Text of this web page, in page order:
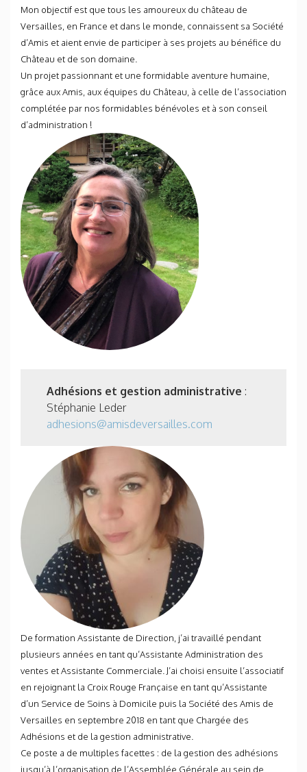
Mon objectif est que tous les amoureux du château de
Versailles, en France et dans le monde, connaissent sa Société
d’Amis et aient envie de participer à ses projets au bénéfice du
Château et de son domaine.
Un projet passionnant et une formidable aventure humaine,
grâce aux Amis, aux équipes du Château, à celle de l’association
complétée par nos formidables bénévoles et à son conseil
d’administration !
Adhésions et gestion administrative :
Stéphanie Leder
adhesions@amisdeversailles.com
De formation Assistante de Direction, j’ai travaillé pendant
plusieurs années en tant qu’Assistante Administration des
ventes et Assistante Commerciale. J’ai choisi ensuite l’associatif
en rejoignant la Croix Rouge Française en tant qu’Assistante
d’un Service de Soins à Domicile puis la Société des Amis de
Versailles en septembre 2018 en tant que Chargée des
Adhésions et de la gestion administrative.
Ce poste a de multiples facettes : de la gestion des adhésions
jusqu’à l’organisation de l’Assemblée Générale au sein de